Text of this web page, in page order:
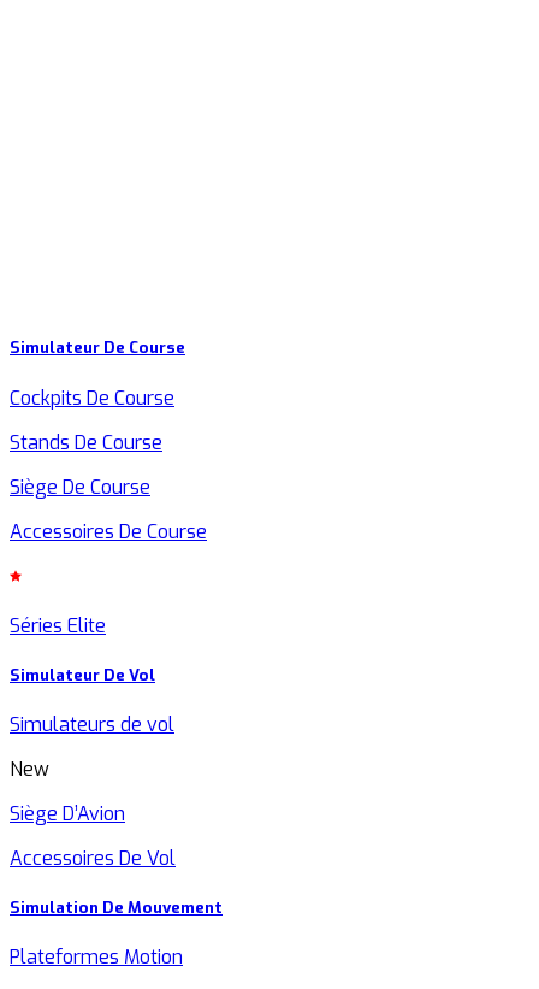
Simulateur De Course
Cockpits De Course
Stands De Course
Siège De Course
Accessoires De Course
Séries Elite
Simulateur De Vol
Simulateurs de vol
New
Siège D’Avion
Accessoires De Vol
Simulation De Mouvement
Plateformes Motion